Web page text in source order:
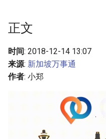
a
l
i
特殊的经历
摘要与附加信息
附加信息 [Processed Page
正文
时间: 2018-12-14 13:07
来源: 新加坡万事通
作者: 小郑